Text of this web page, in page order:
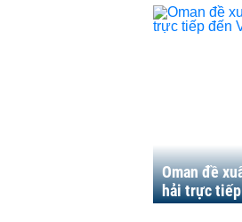
Oman đề
hải trực